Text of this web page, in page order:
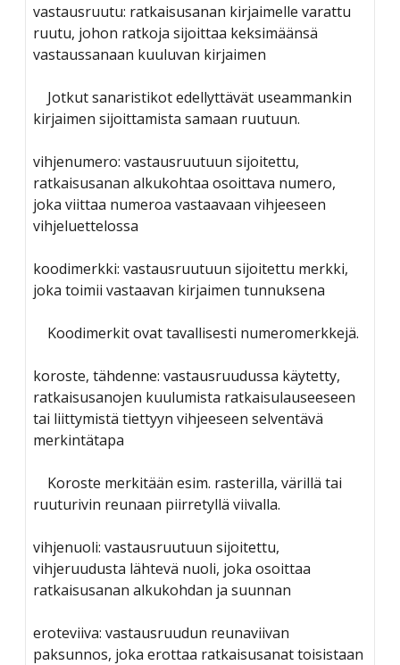
vastausruutu: ratkaisusanan kirjaimelle varattu
ruutu, johon ratkoja sijoittaa keksimäänsä
vastaussanaan kuuluvan kirjaimen
Jotkut sanaristikot edellyttävät useammankin
kirjaimen sijoittamista samaan ruutuun.
vihjenumero: vastausruutuun sijoitettu,
ratkaisusanan alkukohtaa osoittava numero,
joka viittaa numeroa vastaavaan vihjeeseen
vihjeluettelossa
koodimerkki: vastausruutuun sijoitettu merkki,
joka toimii vastaavan kirjaimen tunnuksena
Koodimerkit ovat tavallisesti numeromerkkejä.
koroste, tähdenne: vastausruudussa käytetty,
ratkaisusanojen kuulumista ratkaisulauseeseen
tai liittymistä tiettyyn vihjeeseen selventävä
merkintätapa
Koroste merkitään esim. rasterilla, värillä tai
ruuturivin reunaan piirretyllä viivalla.
vihjenuoli: vastausruutuun sijoitettu,
vihjeruudusta lähtevä nuoli, joka osoittaa
ratkaisusanan alkukohdan ja suunnan
eroteviiva: vastausruudun reunaviivan
paksunnos, joka erottaa ratkaisusanat toisistaan